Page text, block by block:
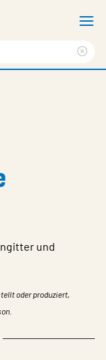
und
oder produziert,